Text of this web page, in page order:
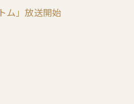
ム」放送開始